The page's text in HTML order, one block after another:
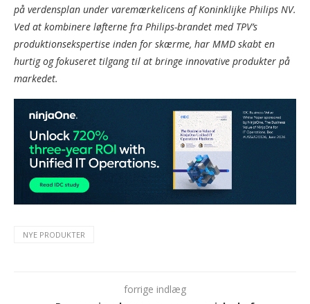
på verdensplan under varemærkelicens af Koninklijke Philips NV.
Ved at kombinere løfterne fra Philips-brandet med TPV’s
produktionsekspertise inden for skærme, har MMD skabt en
hurtig og fokuseret tilgang til at bringe innovative produkter på
markedet.
NYE PRODUKTER
forrige indlæg